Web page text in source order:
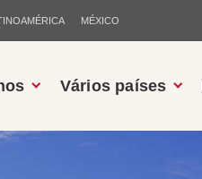
MÉXICO
Vários países